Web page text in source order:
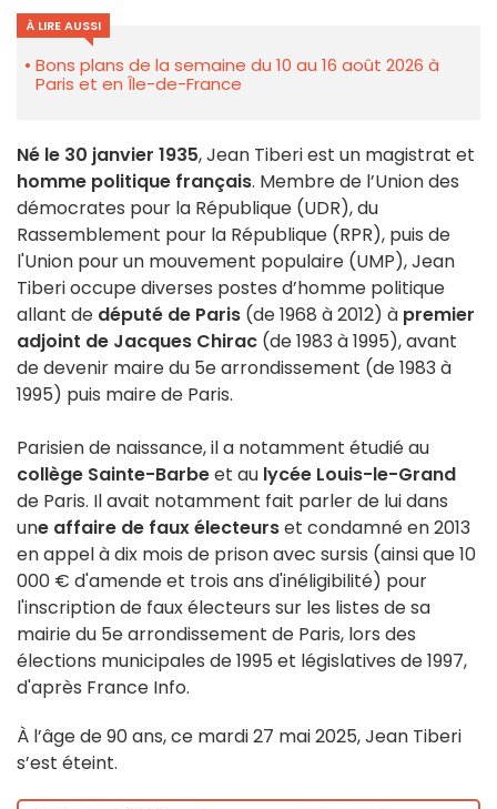
À LIRE AUSSI
Bons plans de la semaine du 10 au 16 août 2026 à
Paris et en Île-de-France
Né le 30 janvier 1935, Jean Tiberi est un magistrat et
homme politique français. Membre de l’Union des
démocrates pour la République (UDR), du
Rassemblement pour la République (RPR), puis de
l'Union pour un mouvement populaire (UMP), Jean
Tiberi occupe diverses postes d’homme politique
allant de député de Paris (de 1968 à 2012) à premier
adjoint de Jacques Chirac (de 1983 à 1995), avant
de devenir maire du 5e arrondissement (de 1983 à
1995) puis maire de Paris.
Parisien de naissance, il a notamment étudié au
collège Sainte-Barbeet au lycée Louis-le-Grand
de Paris. Il avait notamment fait parler de lui dans
une affaire de faux électeurset condamné en 2013
en appel à dix mois de prison avec sursis (ainsi que 10
000 € d'amende et trois ans d'inéligibilité) pour
l'inscription de faux électeurs sur les listes de sa
mairie du 5e arrondissement de Paris, lors des
élections municipales de 1995 et législatives de 1997,
d'après France Info.
À l’âge de 90 ans, ce mardi 27 mai 2025, Jean Tiberi
s’est éteint.